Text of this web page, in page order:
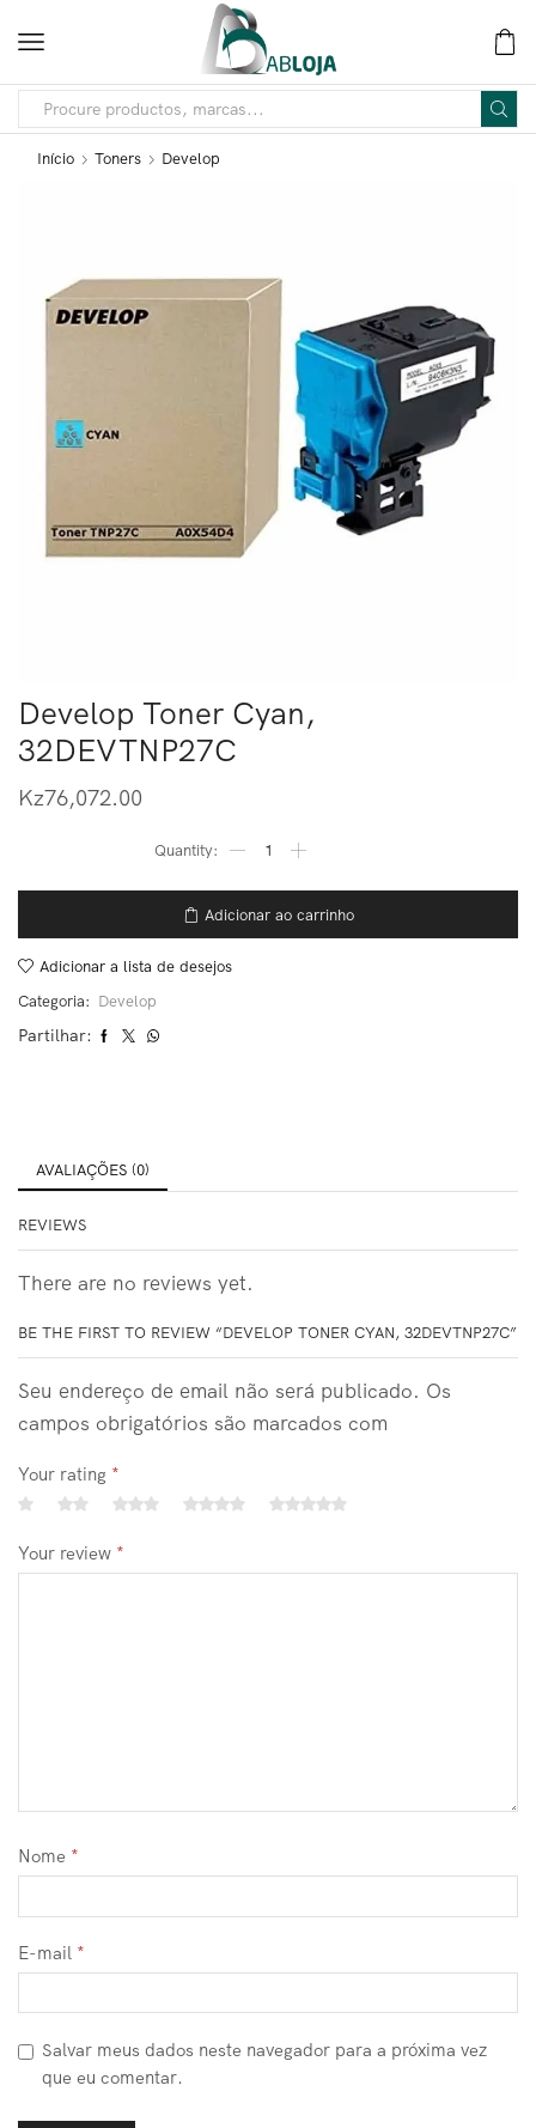
Início Toners Develop
Develop Toner Cyan,
32DEVTNP27C
Kz76,072.00
Adicionar ao carrinho
Adicionar a lista de desejos
Categoria: Develop
Partilhar:
AVALIAÇÕES (0)
REVIEWS
There are no reviews yet.
BE THE FIRST TO REVIEW “DEVELOP TONER CYAN, 32DEVTNP27C”
Seu endereço de email não será publicado. Os
campos obrigatórios são marcados com
Your rating *
Your review *
Nome *
E-mail *
Salvar meus dados neste navegador para a próxima vez
que eu comentar.